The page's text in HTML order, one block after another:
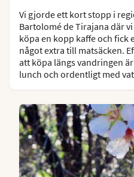
Vi gjorde ett kort stopp i
Bartolomé de Tirajana där
köpa en kopp kaffe och fick
något extra till matsäcken.
att köpa längs vandringen
lunch och ordentligt med